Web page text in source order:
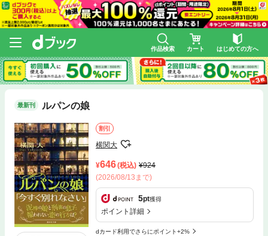
作品検索 カート はじめての方へ
最新刊 ルパンの娘
割引
横関大
646(税込)
924
(2026/08/13まで)
5pt獲得
ポイント詳細
dカード利用でさらにポイント+2%